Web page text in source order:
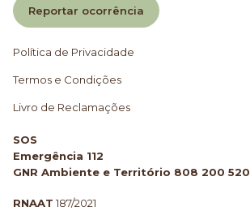
Reportar ocorrência
Política de Privacidade
Termos e Condições
Livro de Reclamações
SOS
Emergência 112
GNR Ambiente e Território 808 200 520
RNAAT 187/2021